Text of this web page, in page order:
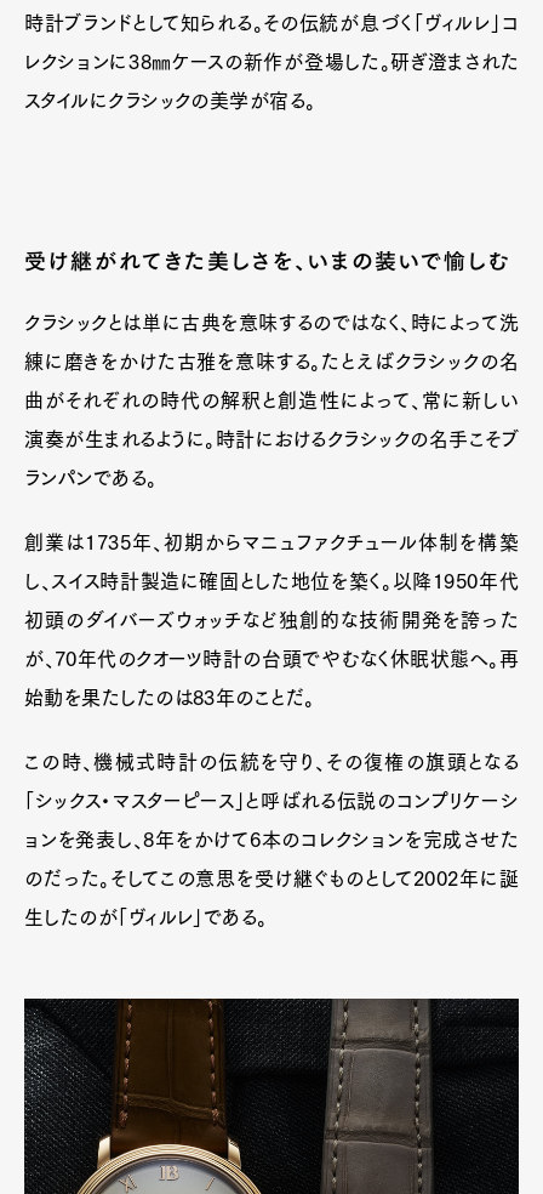
時計ブランドとして知られる。その伝統が息づく「ヴィルレ」コ
レクションに38㎜ケースの新作が登場した。研ぎ澄まされた
スタイルにクラシックの美学が宿る。
受け継がれてきた美しさを、いまの装いで愉しむ
クラシックとは単に古典を意味するのではなく、時によって洗
練に磨きをかけた古雅を意味する。たとえばクラシックの名
曲がそれぞれの時代の解釈と創造性によって、常に新しい
演奏が生まれるように。時計におけるクラシックの名手こそブ
ランパンである。
創業は1735年、初期からマニュファクチュール体制を構築
し、スイス時計製造に確固とした地位を築く。以降1950年代
初頭のダイバーズウォッチなど独創的な技術開発を誇った
が、70年代のクオーツ時計の台頭でやむなく休眠状態へ。再
始動を果たしたのは83年のことだ。
この時、機械式時計の伝統を守り、その復権の旗頭となる
「シックス・マスターピース」と呼ばれる伝説のコンプリケーシ
ョンを発表し、8年をかけて6本のコレクションを完成させた
のだった。そしてこの意思を受け継ぐものとして2002年に誕
生したのが「ヴィルレ」である。